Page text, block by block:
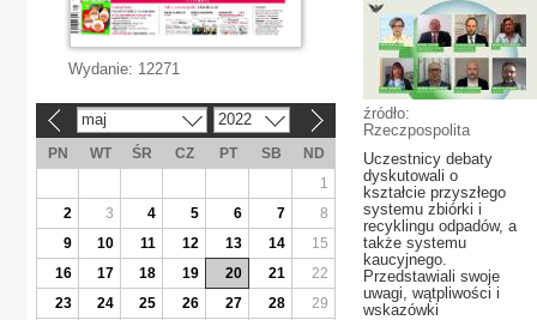
źródło:
Rzeczpospolita
Uczestnicy debaty
dyskutowali o
kształcie przyszłego
systemu zbiórki i
recyklingu odpadów, a
także systemu
kaucyjnego.
Przedstawiali swoje
uwagi, wątpliwości i
wskazówki
Wydanie: 12271
maj 2022
PN WT ŚR CZ PT SB
ND
1
2
3 4 5 6 7
8
9
10 11 12 13 14
15
16
17 18 19 20 21
22
23
24 25 26 27 28
29